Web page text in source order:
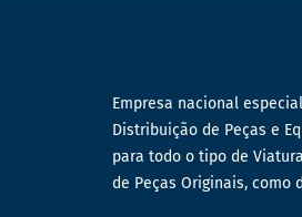
REFLETORES
SINALIZADORES
VIDROS
Empresa nacional
Distribuição de Peças e
para todo o tipo de
de Peças Originais, como